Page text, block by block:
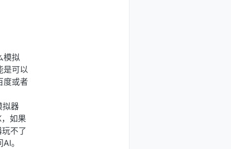
模拟
是可以
度或者
拟器
如果
不了
。